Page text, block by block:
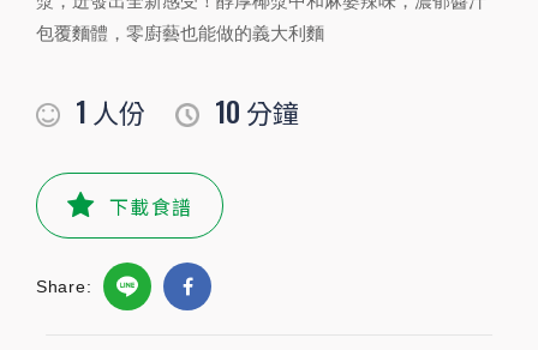
包覆麵體，零廚藝也能做的義大利麵
1 人份 10 分鐘
下載食譜
Share:
準備食材及配料
筆管麵